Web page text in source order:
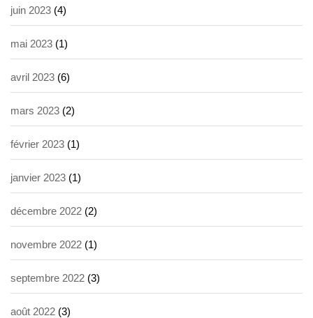
juin 2023 (4)
mai 2023 (1)
avril 2023 (6)
mars 2023 (2)
février 2023 (1)
janvier 2023 (1)
décembre 2022 (2)
novembre 2022 (1)
septembre 2022 (3)
août 2022 (3)